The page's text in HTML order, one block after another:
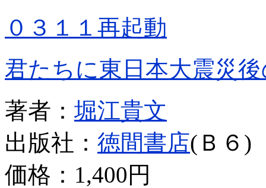
０３１１再起動
君たちに東日本大震災
著者： 堀江貴文
出版社： 徳間書店(Ｂ６)
価格： 1,400円